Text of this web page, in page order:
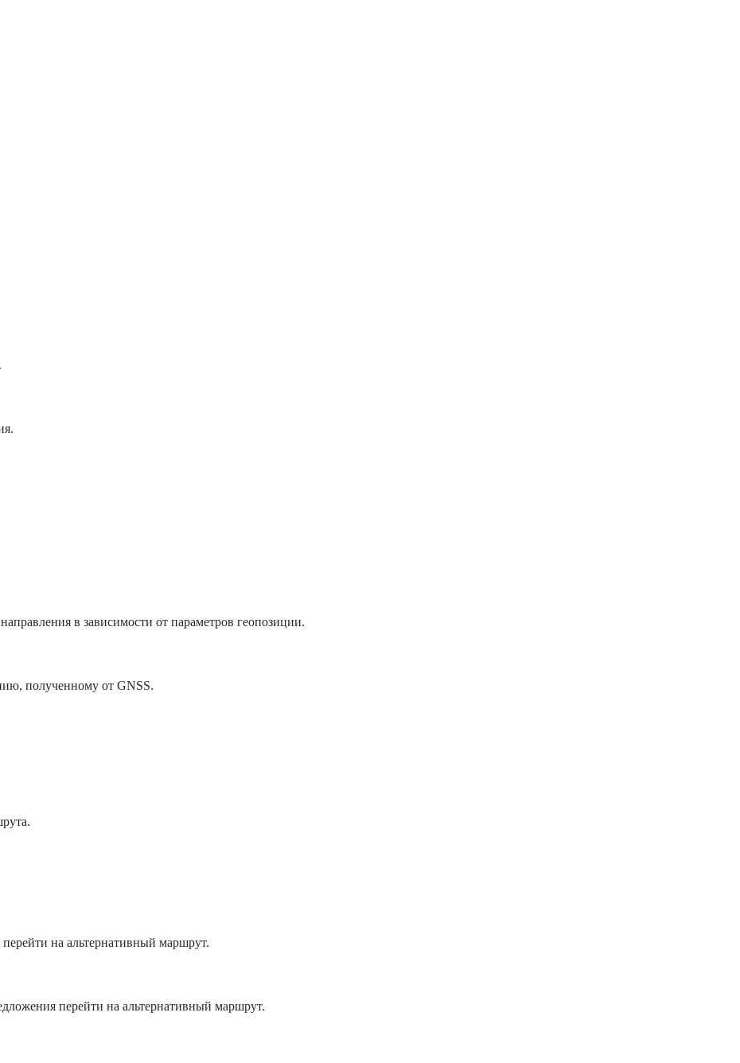
в зависимости от параметров геопозиции.
полученному от GNSS.
на альтернативный маршрут.
перейти на альтернативный маршрут.